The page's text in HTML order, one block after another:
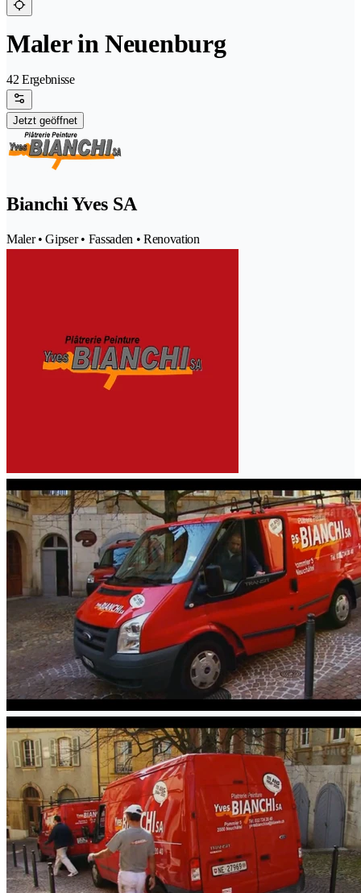
Maler in Neuenburg
42 Ergebnisse
Jetzt geöffnet
Bianchi Yves SA
Maler • Gipser • Fassaden • Renovation